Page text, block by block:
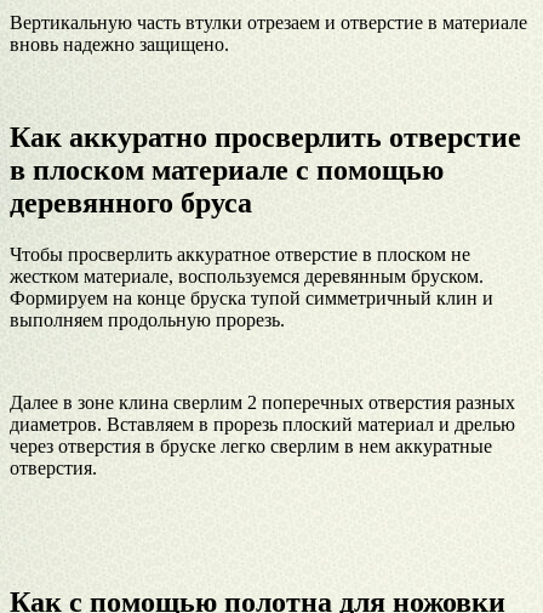
Вертикальную часть втулки отрезаем и отверстие в материале
вновь надежно защищено.
Как аккуратно просверлить отверстие
в плоском материале с помощью
деревянного бруса
Чтобы просверлить аккуратное отверстие в плоском не
жестком материале, воспользуемся деревянным бруском.
Формируем на конце бруска тупой симметричный клин и
выполняем продольную прорезь.
Далее в зоне клина сверлим 2 поперечных отверстия разных
диаметров. Вставляем в прорезь плоский материал и дрелью
через отверстия в бруске легко сверлим в нем аккуратные
отверстия.
Как с помощью полотна для ножовки